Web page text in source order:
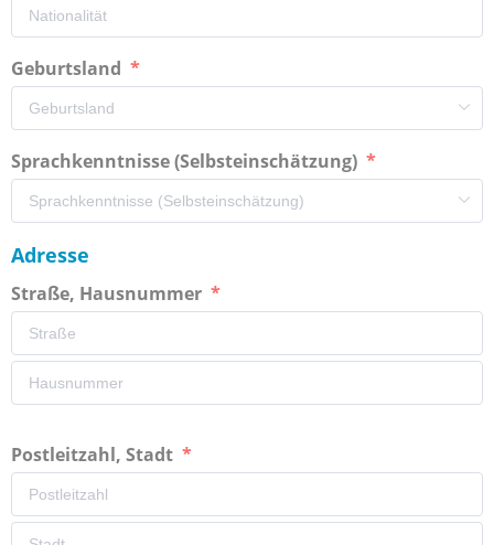
Geburtsland
Sprachkenntnisse (Selbsteinschätzung)
Adresse
Straße, Hausnummer
Postleitzahl, Stadt